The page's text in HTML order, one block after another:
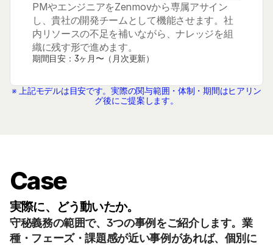
PMやエンジニアをZenmovから専属アサイン
し、貴社の開発チームとして機能させます。社
内リソースの不足を補いながら、ナレッジを組
織に残す形で進めます。
期間目安：3ヶ月〜（月次更新）
※ 上記モデルは目安です。実際の関与範囲・体制・期間はヒアリン
グ後にご提案します。
Case
実際に、どう動いたか。
守秘義務の範囲で、3つの事例をご紹介します。業
種・フェーズ・課題感が近い事例があれば、個別に